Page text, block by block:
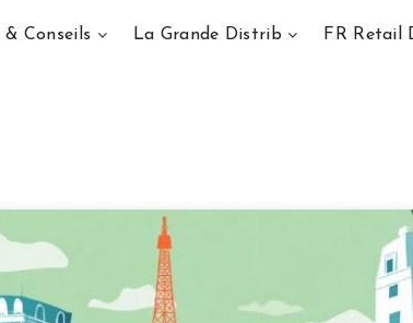
Conseils La Grande Distrib FR Retail